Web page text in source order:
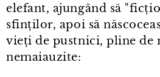
elefant, ajungând să
sfinților, apoi să
vieți de pustnici, pline de
nemaiauzite: